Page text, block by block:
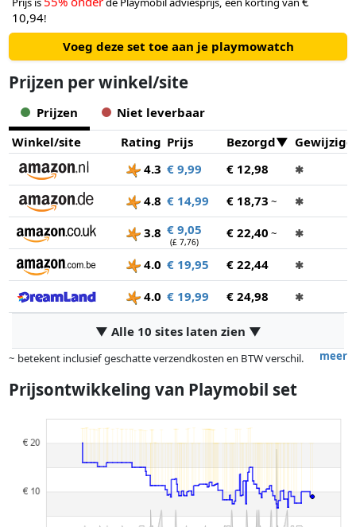
10,94!
Voeg deze set toe aan je playmowatch
Prijzen per winkel/site
Prijzen
Niet leverbaar
Winkel/site
Rating Prijs Bezorgd
Gewijzigd
4.3 € 9,99 € 12,98 ✱
4.8 € 14,99 € 18,73 ~ ✱
3.8 € 9,05
(£ 7,76)
€ 22,40 ~ ✱
4.0 € 19,95 € 22,44 ✱
4.0 € 19,99 € 24,98 ✱
▼ Alle 10 sites laten zien ▼
meer
~ betekent inclusief geschatte verzendkosten en BTW verschil.
gewicht.
controle. Volgorde is puur op basis van prijs, vergoedingen door
partners hebben hier geen enkele invoed op. Alleen bij gelijke prijzen
kunnen historische prestaties de volgorde beïnvloeden.
Prijsontwikkeling van Playmobil set